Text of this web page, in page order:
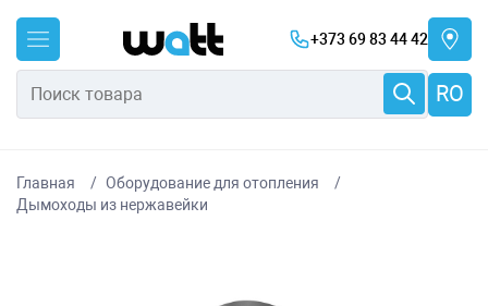
+373 69 83 44 42
RO
Главная
Оборудование для отопления
Дымоходы из нержавейки